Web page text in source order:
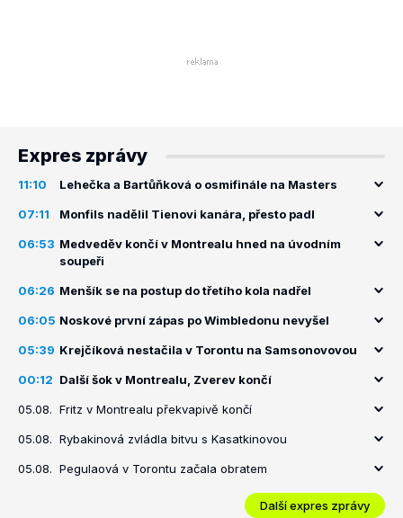
Expres zprávy
11:10 Lehečka a Bartůňková o osmifinále na Masters
07:11 Monfils nadělil Tienovi kanára, přesto padl
06:53 Medveděv končí v Montrealu hned na úvodním
soupeři
06:26 Menšík se na postup do třetího kola nadřel
06:05 Noskové první zápas po Wimbledonu nevyšel
05:39 Krejčíková nestačila v Torontu na Samsonovovou
00:12 Další šok v Montrealu, Zverev končí
05.08. Fritz v Montrealu překvapivě končí
05.08. Rybakinová zvládla bitvu s Kasatkinovou
05.08. Pegulaová v Torontu začala obratem
Další expres zprávy